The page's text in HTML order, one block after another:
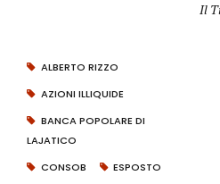
Il
ALBERTO RIZZO
AZIONI ILLIQUIDE
BANCA POPOLARE DI
LAJATICO
CONSOB
ESPOSTO